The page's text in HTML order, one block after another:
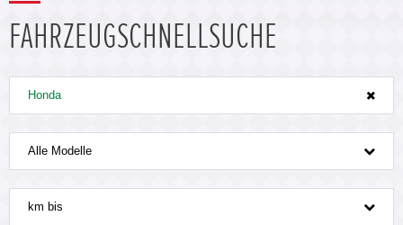
FAHRZEUGSCHNELLSUCHE
Honda
Alle Modelle
km bis